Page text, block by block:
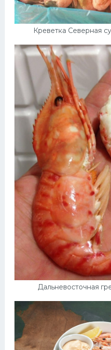
Креветка Северная
Дальневосточная